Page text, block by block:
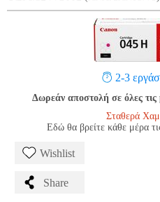
2-3
Δωρεάν αποστολή σε όλες τις
Σταθερά
Εδώ θα βρείτε κάθε μέρα
Wishlist
Share